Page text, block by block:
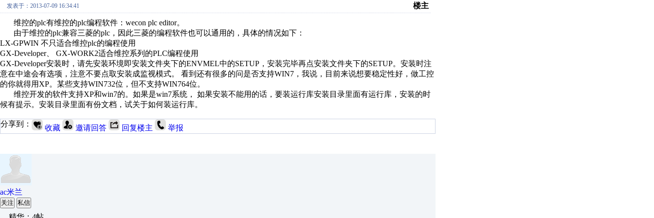
发表于：2013-07-09 16:34:41 楼主
维控的plc有维控的plc编程软件：wecon plc editor。
由于维控的plc兼容三菱的plc，因此三菱的编程软件也可以通用的，具体的情况如下：
LX-GPWIN 不只适合维控plc的编程使用
GX-Developer、 GX-WORK2适合维控系列的PLC编程使用
GX-Developer安装时，请先安装环境即安装文件夹下的ENVMEL中的SETUP，安装完毕再点安装文件夹下的SETUP。安装时注
意在中途会有选项，注意不要点取安装成监视模式。 看到还有很多的问是否支持WIN7，我说，目前来说想要稳定性好，做工控
的你就得用XP。某些支持WIN732位，但不支持WIN764位。
维控开发的软件支持XP和win7的。如果是win7系统， 如果安装不能用的话，要装运行库安装目录里面有运行库，安装的时
候有提示。安装目录里面有份文档，试关于如何装运行库。
分享到： 收藏 邀请回答 回复楼主 举报
ac米兰
关注 私信